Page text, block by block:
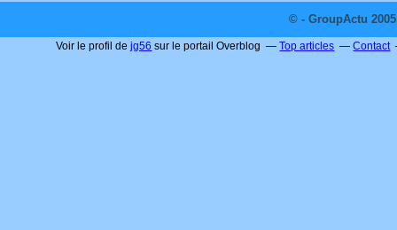
© - GroupActu
Voir le profil dejg56 sur le portail Overblog Top articles Contact